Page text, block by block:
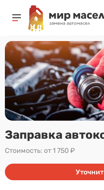
Заправка
Стоимость: от 1 750 ₽